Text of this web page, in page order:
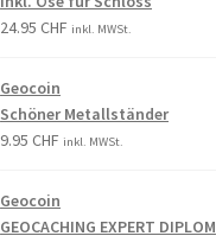
24.95CHF inkl. MWSt.
Geocoin
Schöner Metallständer
9.95CHF inkl. MWSt.
Geocoin
GEOCACHING EXPERT DIPLOM